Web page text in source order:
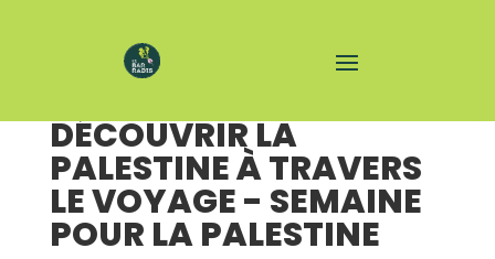
DÉCOUVRIR LA
PALESTINE À TRAVERS
LE VOYAGE - SEMAINE
POUR LA PALESTINE